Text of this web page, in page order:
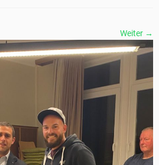
Weiter →